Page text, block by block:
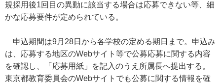
規採用後1回目の異動に該当する場合は応募できない等、細
かな応募要件が定められている。
申込期間は9月28日から各学校の定める期日まで。申込み
は、応募する地区のWebサイト等で公募応募に関する内容
を確認し、「応募用紙」を記入のうえ所属長へ提出する。
東京都教育委員会のWebサイトでも公募に関する情報を確